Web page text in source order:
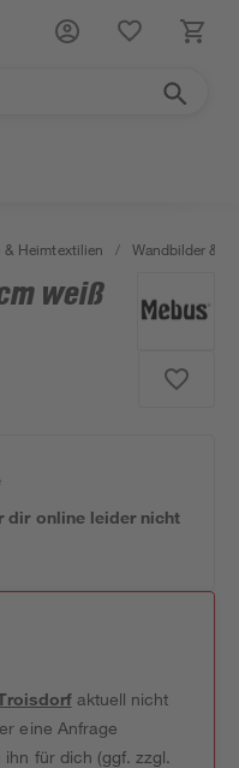
& Heimtextilien / Wandbilder &
weiß
dir online leider nicht
aktuell nicht
eine Anfrage
für dich (ggf. zzgl.